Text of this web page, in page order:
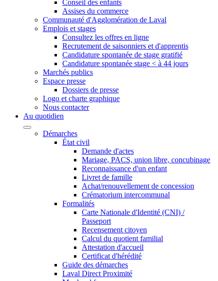
Conseil des enfants
Assises du commerce
Communauté d'Agglomération de Laval
Emplois et stages
Consultez les offres en ligne
Recrutement de saisonniers et d'apprentis
Candidature spontanée de stage gratifié
Candidature spontanée stage < à 44 jours
Marchés publics
Espace presse
Dossiers de presse
Logo et charte graphique
Nous contacter
Au quotidien
Démarches
État civil
Demande d'actes
Mariage, PACS, union libre, concubinage
Reconnaissance d'un enfant
Livret de famille
Achat/renouvellement de concession
Crématorium intercommunal
Formalités
Carte Nationale d'Identité (CNI) /
Passeport
Recensement citoyen
Calcul du quotient familial
Attestation d'accueil
Certificat d'hérédité
Guide des démarches
Laval Direct Proximité